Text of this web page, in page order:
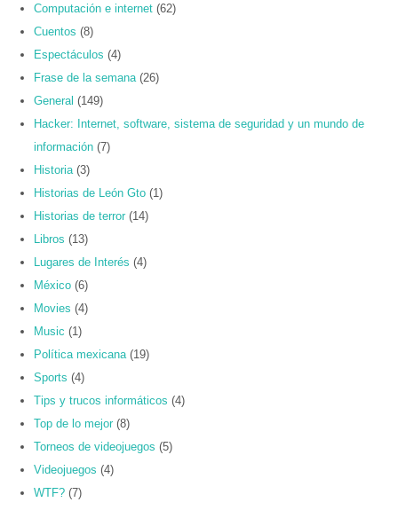
Computación e internet (62)
Cuentos (8)
Espectáculos (4)
Frase de la semana (26)
General (149)
Hacker: Internet, software, sistema de seguridad y un mundo de
información (7)
Historia (3)
Historias de León Gto (1)
Historias de terror (14)
Libros (13)
Lugares de Interés (4)
México (6)
Movies (4)
Music (1)
Política mexicana (19)
Sports (4)
Tips y trucos informáticos (4)
Top de lo mejor (8)
Torneos de videojuegos (5)
Videojuegos (4)
WTF? (7)